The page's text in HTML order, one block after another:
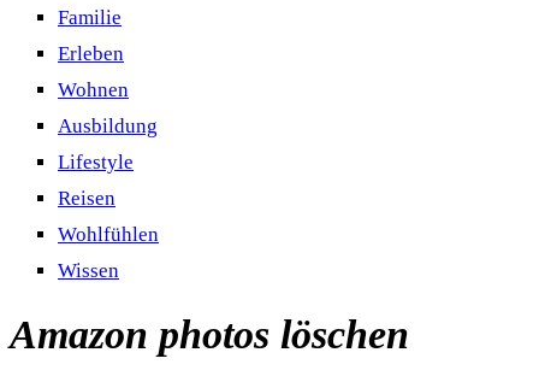
Familie
Erleben
Wohnen
Ausbildung
Lifestyle
Reisen
Wohlfühlen
Wissen
Amazon photos löschen